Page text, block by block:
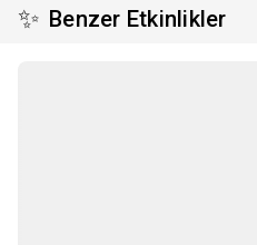
✨ Benzer Etkinlikler